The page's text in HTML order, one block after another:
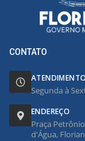
CONTATO
ATENDIMENTO
Segunda à
ENDEREÇO
Praça
d'Água,